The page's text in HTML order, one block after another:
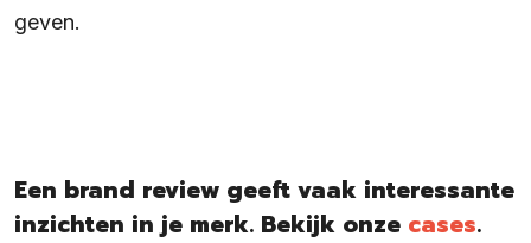
geven.
Een brand review geeft vaak interessante
inzichten in je merk. Bekijk onze cases.